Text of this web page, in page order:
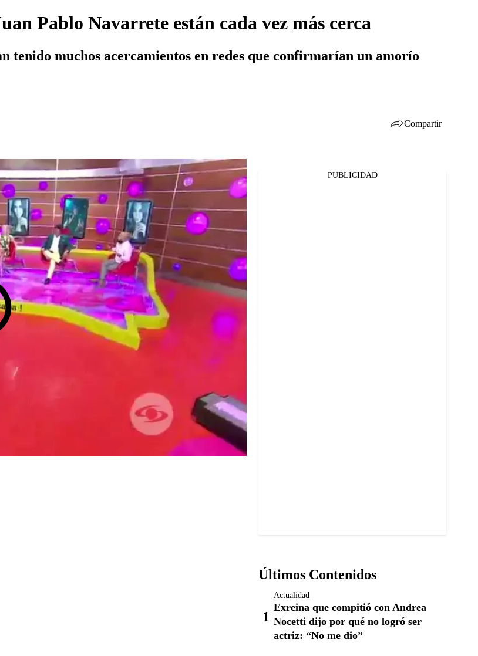
Pablo Navarrete están cada vez más cerca
tenido muchos acercamientos en redes que confirmarían un amorío
Compartir
Facebook
Twitter
Whatsapp
PUBLICIDAD
Últimos Contenidos
Actualidad
Exreina que compitió con Andrea
Nocetti dijo por qué no logró ser
actriz: “No me dio”